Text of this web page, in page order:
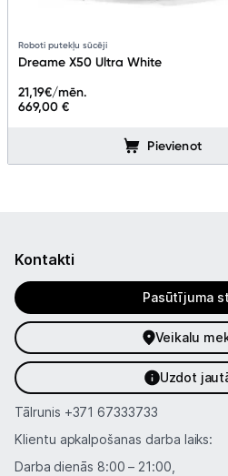
Roboti putekļu sūcēji
Dreame X50 Ultra White
669,00 €
21,19€/mēn.
Pievienot
Kontakti
Pasūtījuma
Veikalu
Uzdot
Tālrunis +371 67333733
Klientu apkalpošanas darba laiks:
Darba dienās 8:00 – 21:00,